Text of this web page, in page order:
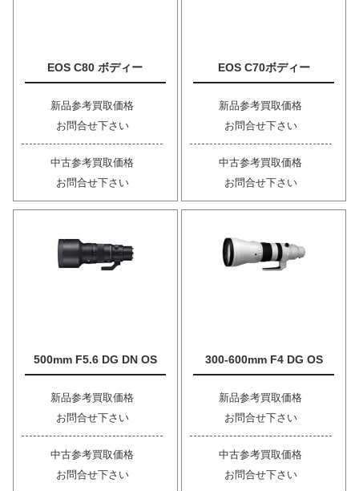
EOS C80 ボディー
新品参考買取価格
お問合せ下さい
中古参考買取価格
お問合せ下さい
EOS C70ボディー
新品参考買取価格
お問合せ下さい
中古参考買取価格
お問合せ下さい
500mm F5.6 DG DN OS
新品参考買取価格
お問合せ下さい
中古参考買取価格
お問合せ下さい
300-600mm F4 DG OS
新品参考買取価格
お問合せ下さい
中古参考買取価格
お問合せ下さい